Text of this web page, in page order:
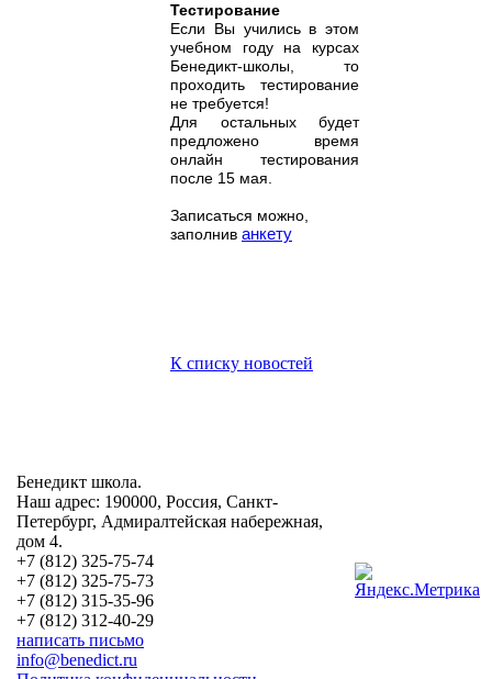
Тестирование
Если Вы учились в этом
учебном году на курсах
Бенедикт-школы, то
проходить тестирование
не требуется!
Для остальных будет
предложено время
онлайн тестирования
после 15 мая.
Записаться можно,
заполнив анкету
К списку новостей
Бенедикт школа.
Наш адрес: 190000, Россия, Санкт-
Петербург, Адмиралтейская набережная,
дом 4.
+7 (812) 325-75-74
+7 (812) 325-75-73
+7 (812) 315-35-96
+7 (812) 312-40-29
написать письмо
info@benedict.ru